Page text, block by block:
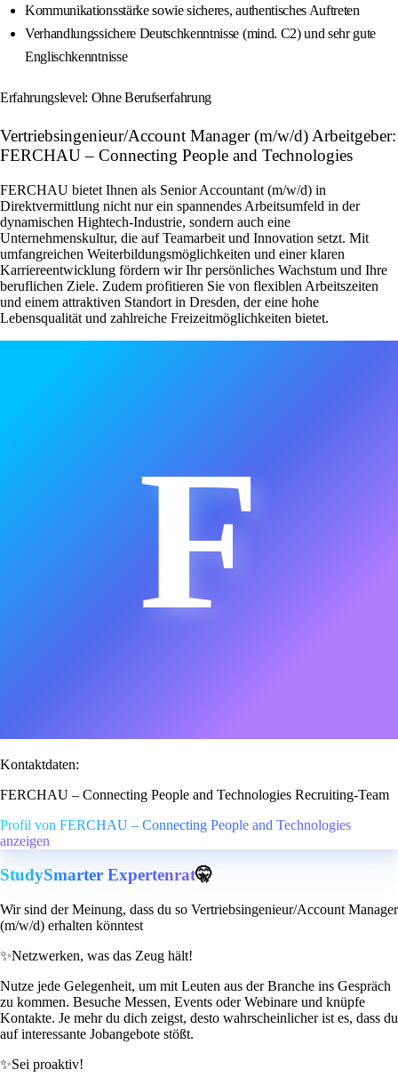
Kommunikationsstärke sowie sicheres, authentisches Auftreten
Verhandlungssichere Deutschkenntnisse (mind. C2) und sehr gute
Englischkenntnisse
Erfahrungslevel: Ohne Berufserfahrung
Vertriebsingenieur/Account Manager (m/w/d) Arbeitgeber:
FERCHAU – Connecting People and Technologies
FERCHAU bietet Ihnen als Senior Accountant (m/w/d) in
Direktvermittlung nicht nur ein spannendes Arbeitsumfeld in der
dynamischen Hightech-Industrie, sondern auch eine
Unternehmenskultur, die auf Teamarbeit und Innovation setzt. Mit
umfangreichen Weiterbildungsmöglichkeiten und einer klaren
Karriereentwicklung fördern wir Ihr persönliches Wachstum und Ihre
beruflichen Ziele. Zudem profitieren Sie von flexiblen Arbeitszeiten
und einem attraktiven Standort in Dresden, der eine hohe
Lebensqualität und zahlreiche Freizeitmöglichkeiten bietet.
F
Kontaktdaten:
FERCHAU – Connecting People and Technologies Recruiting-Team
Profil von FERCHAU – Connecting People and Technologies
anzeigen
StudySmarter Expertenrat🤫
Wir sind der Meinung, dass du so Vertriebsingenieur/Account Manager
(m/w/d) erhalten könntest
✨Netzwerken, was das Zeug hält!
Nutze jede Gelegenheit, um mit Leuten aus der Branche ins Gespräch
zu kommen. Besuche Messen, Events oder Webinare und knüpfe
Kontakte. Je mehr du dich zeigst, desto wahrscheinlicher ist es, dass du
auf interessante Jobangebote stößt.
✨Sei proaktiv!